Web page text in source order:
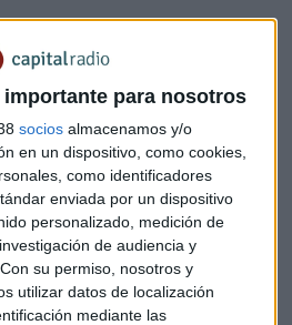
para nosotros
socios almacenamos y/o
en un dispositivo, como cookies,
como identificadores
enviada por un dispositivo
personalizado, medición de
de audiencia y
Con su permiso, nosotros y
utilizar datos de localización
mediante las
en 2016 volvió a recurrir a ellos.
de Finagentes Gestión, estas
vuelve a ponerlas en marcha
sino porque hasta ahora no
Javier de Ferrer, de Ahorro
de liquidez es una medida casi
grandes cuestiones para el
será elegido por los líderes de la